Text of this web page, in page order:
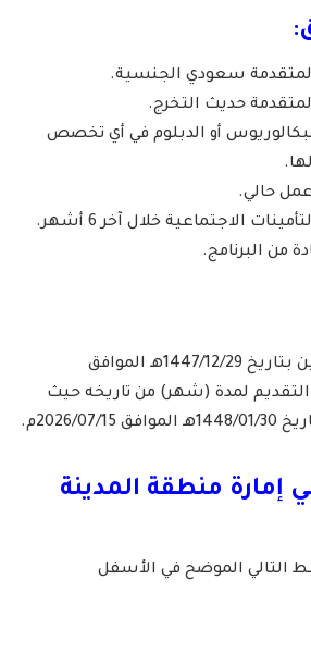
المتقدمة سعودي الجنسية.
حديث التخرج.
أو الدبلوم في أي تخصص
عمل حالي.
الاجتماعية خلال آخر 6 أشهر.
من البرنامج.
– بدأ التقديم يوم الإثنين بتاريخ 1447/12/29هـ الموافق
ويستمر التقديم لمدة (شهر) من تاريخه حيث
07/15م.
إمارة منطقة المدينة
التالي الموضح في الأسفل